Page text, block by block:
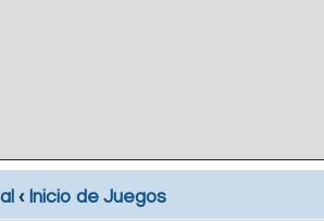
‹ Inicio de Juegos